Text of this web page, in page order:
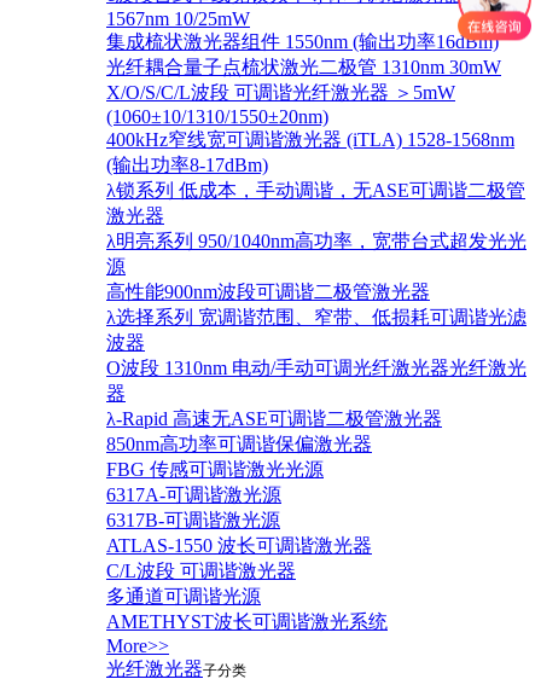
1567nm 10/25mW
集成梳状激光器组件 1550nm (输出功率16dBm)
光纤耦合量子点梳状激光二极管 1310nm 30mW
X/O/S/C/L波段 可调谐光纤激光器 ＞5mW
(1060±10/1310/1550±20nm)
400kHz窄线宽可调谐激光器 (iTLA) 1528-1568nm
(输出功率8-17dBm)
λ锁系列 低成本，手动调谐，无ASE可调谐二极管
激光器
λ明亮系列 950/1040nm高功率，宽带台式超发光光
源
高性能900nm波段可调谐二极管激光器
λ选择系列 宽调谐范围、窄带、低损耗可调谐光滤
波器
O波段 1310nm 电动/手动可调光纤激光器光纤激光
器
λ-Rapid 高速无ASE可调谐二极管激光器
850nm高功率可调谐保偏激光器
FBG 传感可调谐激光光源
6317A-可调谐激光源
6317B-可调谐激光源
ATLAS-1550 波长可调谐激光器
C/L波段 可调谐激光器
多通道可调谐光源
AMETHYST波长可调谐激光系统
More>>
光纤激光器子分类